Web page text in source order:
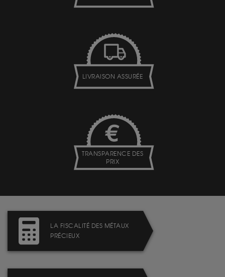
LIVRAISON ASSURÉE
TRANSPARENCE DES
PRIX
LA FISCALITÉ DES MÉTAUX
PRÉCIEUX